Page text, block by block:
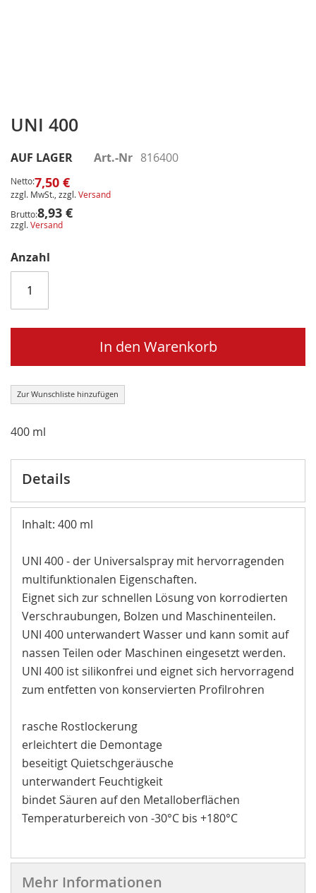
UNI 400
AUF LAGER Art.-Nr 816400
Netto:7,50 €
zzgl. MwSt., zzgl.Versand
Brutto:8,93 €
zzgl.Versand
Anzahl
In den Warenkorb
Zur Wunschliste hinzufügen
400 ml
Anfang
der
Bildergalerie
Details
Inhalt: 400 ml
UNI 400 - der Universalspray mit hervorragenden
multifunktionalen Eigenschaften.
Eignet sich zur schnellen Lösung von korrodierten
Verschraubungen, Bolzen und Maschinenteilen.
UNI 400 unterwandert Wasser und kann somit auf
nassen Teilen oder Maschinen eingesetzt werden.
UNI 400 ist silikonfrei und eignet sich hervorragend
zum entfetten von konservierten Profilrohren
rasche Rostlockerung
erleichtert die Demontage
beseitigt Quietschgeräusche
unterwandert Feuchtigkeit
bindet Säuren auf den Metalloberflächen
Temperaturbereich von -30°C bis +180°C
Mehr Informationen